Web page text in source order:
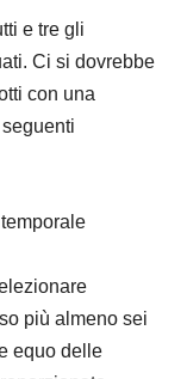
e tre gli
Ci si dovrebbe
con una
più almeno sei
equo delle